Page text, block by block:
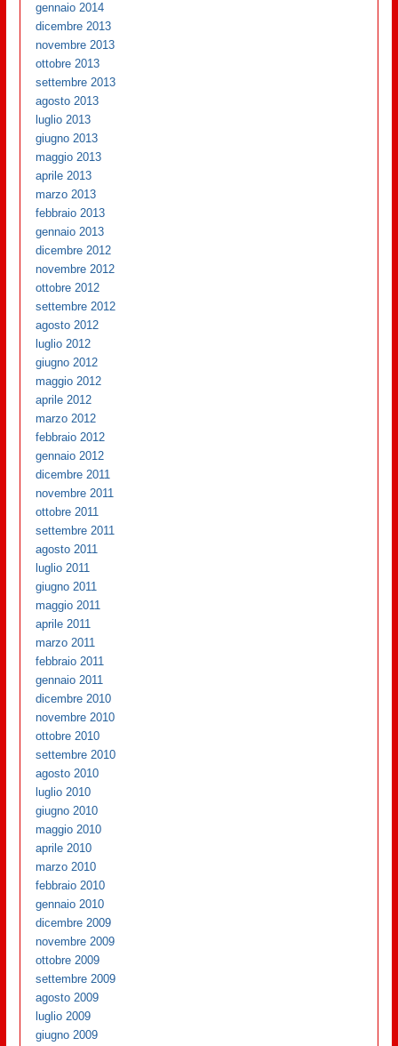
gennaio 2014
dicembre 2013
novembre 2013
ottobre 2013
settembre 2013
agosto 2013
luglio 2013
giugno 2013
maggio 2013
aprile 2013
marzo 2013
febbraio 2013
gennaio 2013
dicembre 2012
novembre 2012
ottobre 2012
settembre 2012
agosto 2012
luglio 2012
giugno 2012
maggio 2012
aprile 2012
marzo 2012
febbraio 2012
gennaio 2012
dicembre 2011
novembre 2011
ottobre 2011
settembre 2011
agosto 2011
luglio 2011
giugno 2011
maggio 2011
aprile 2011
marzo 2011
febbraio 2011
gennaio 2011
dicembre 2010
novembre 2010
ottobre 2010
settembre 2010
agosto 2010
luglio 2010
giugno 2010
maggio 2010
aprile 2010
marzo 2010
febbraio 2010
gennaio 2010
dicembre 2009
novembre 2009
ottobre 2009
settembre 2009
agosto 2009
luglio 2009
giugno 2009